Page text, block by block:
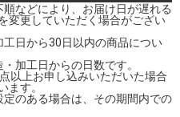
などにより、お届け日が遅れる
変更していただく場合がござい
日から30日以内の商品につい
加工日からの日数です。
以上お申し込みいただいた場合
ます。
のある場合は、その期間内での